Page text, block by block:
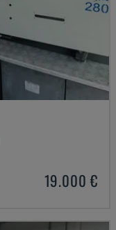
19.000 €